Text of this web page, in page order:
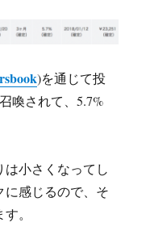
)を通じて投
喚されて、5.7%
小さくなってし
に感じるので、そ
。